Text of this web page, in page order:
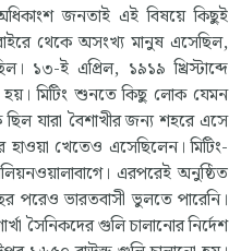
জনতাই এই বিষয়ে কিছুই
থেকে অসংখ্য মানুষ এসেছিল,
১৩-ই এপ্রিল, ১৯১৯ খ্রিস্টাব্দে
হয়। মিটিং শুনতে কিছু লোক যেমন
যারা বৈশাখীর জন্য শহরে এসে
হাওয়া খেতেও এসেছিলেন। মিটিং-
এরপরেই অনুষ্ঠিত
পরেও ভারতবাসী ভুলতে পারেনি।
সৈনিকদের গুলি চালানোর নির্দেশ